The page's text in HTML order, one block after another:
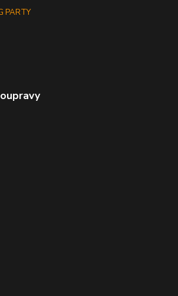
PARTY